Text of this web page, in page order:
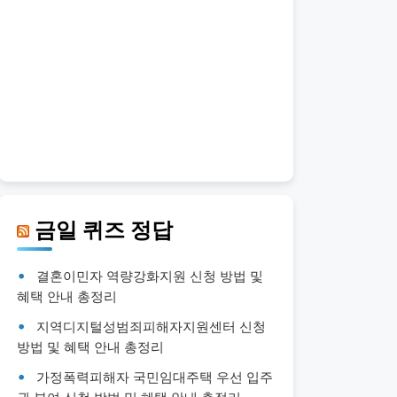
금일 퀴즈 정답
결혼이민자 역량강화지원 신청 방법 및
혜택 안내 총정리
지역디지털성범죄피해자지원센터 신청
방법 및 혜택 안내 총정리
가정폭력피해자 국민임대주택 우선 입주